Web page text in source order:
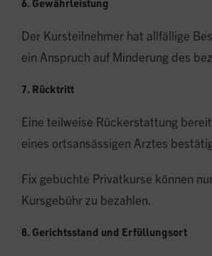
6. Gewährleistung
Der Kursteilnehmer hat allfällige
ein Anspruch auf Minderung des
7. Rücktritt
Eine teilweise Rückerstattung
eines ortsansässigen Arztes
Fix gebuchte Privatkurse können
Kursgebühr zu bezahlen.
8. Gerichtsstand und Erfüllungsort